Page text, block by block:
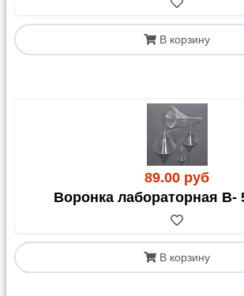
В корзину
89.00 руб
Воронка лабораторная В-
В корзину